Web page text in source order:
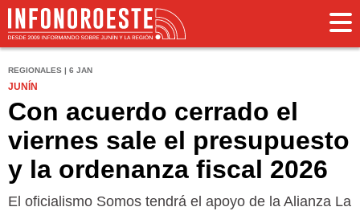
REGIONALES | 6 JAN
JUNÍN
Con acuerdo cerrado el
viernes sale el presupuesto
y la ordenanza fiscal 2026
El oficialismo Somos tendrá el apoyo de la Alianza La